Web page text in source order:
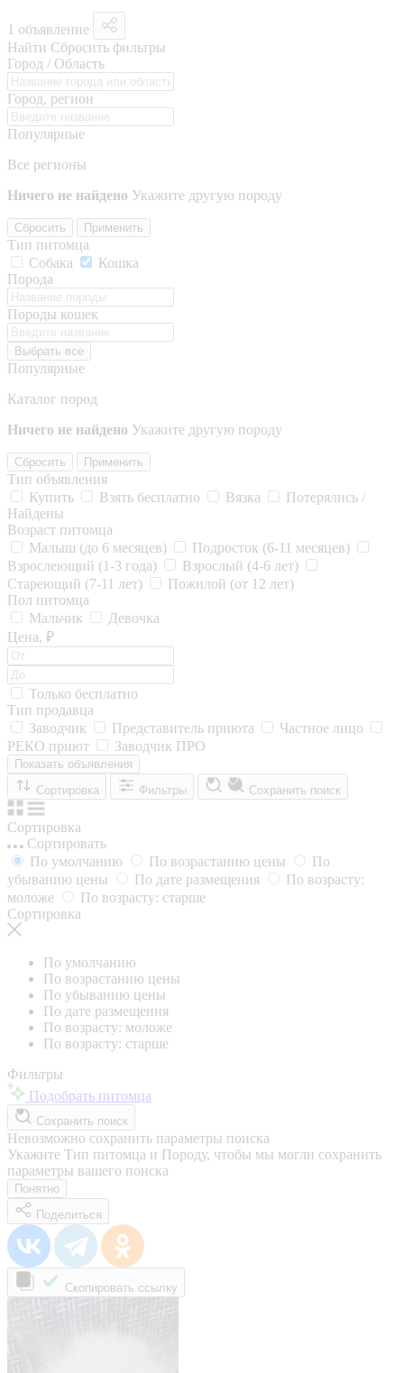
1 объявление
Найти Сбросить фильтры
Город / Область
Город, регион
Популярные
Все регионы
Ничего не найдено Укажите другую породу
Сбросить Применить
Тип питомца
Собака
Кошка
Порода
Породы кошек
Выбрать все
Популярные
Каталог пород
Ничего не найдено Укажите другую породу
Сбросить Применить
Тип объявления
Купить
Взять бесплатно Вязка
Потерялись /
Найдены
Возраст питомца
Малыш (до 6 месяцев)
Подросток (6-11 месяцев)
Взрослеющий (1-3 года)
Взрослый (4-6 лет)
Стареющий (7-11 лет)
Пожилой (от 12 лет)
Пол питомца
Мальчик
Девочка
Цена, ₽
Только бесплатно
Тип продавца
Заводчик
Представитель приюта
Частное лицо
РЕКО приют
Заводчик ПРО
Показать объявления
Сортировка
Фильтры Сохранить поиск
Сортировка
Сортировать
По умолчанию
По возрастанию цены
По
убыванию цены
По дате размещения
По возрасту:
моложе
По возрасту: старше
Сортировка
По умолчанию
По возрастанию цены
По убыванию цены
По дате размещения
По возрасту: моложе
По возрасту: старше
Фильтры
Подобрать питомца
Сохранить поиск
Невозможно сохранить параметры поиска
Укажите Тип питомца и Породу, чтобы мы могли сохранить
параметры вашего поиска
Понятно
Поделиться
Скопировать ссылку